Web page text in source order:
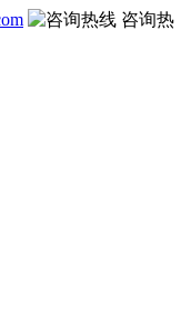
咨询热